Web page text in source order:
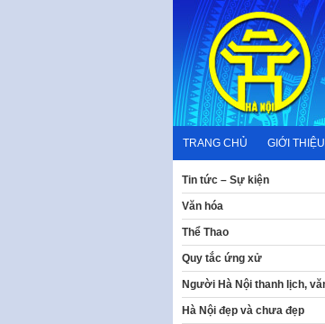
content
TRANG CHỦ GIỚI THIỆU
Tin tức – Sự kiện
Văn hóa
Thể Thao
Quy tắc ứng xử
Người Hà Nội thanh lịch,
Hà Nội đẹp và chưa đẹp